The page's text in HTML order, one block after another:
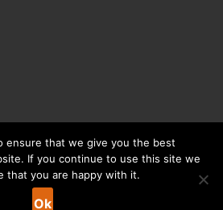
ensure that we give you the best
If you continue to use this site we
that you are happy with it.
Ok